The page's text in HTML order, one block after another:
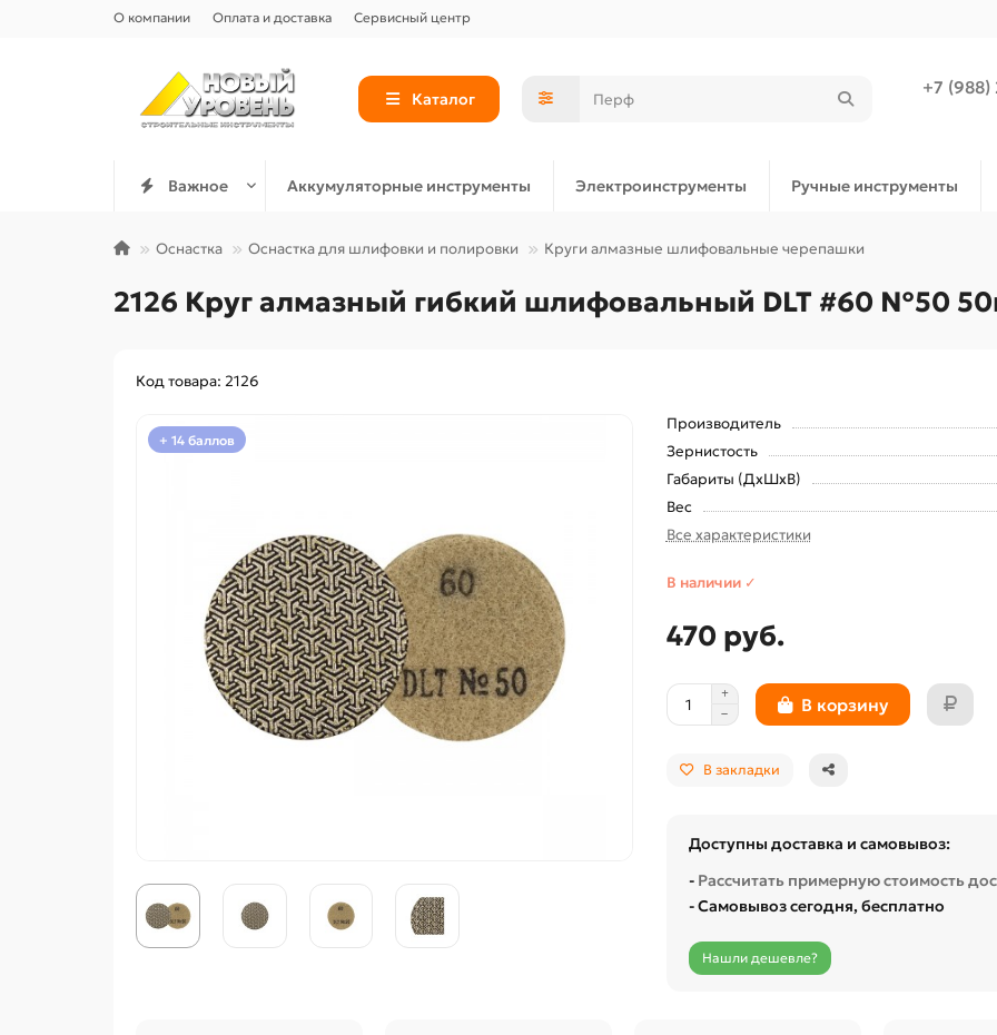
О компании Оплата и доставка Сервисный центр
Каталог
+7 (988)
Важное Аккумуляторные инструменты Электроинструменты Ручные инструменты
Оснастка Оснастка для шлифовки и полировки Круги алмазные шлифовальные черепашки
2126 Круг алмазный гибкий шлифовальный DLT #60 №50
Код товара: 2126
+ 14 баллов
Производитель
Зернистость
Габариты (ДхШхВ)
Вес
Все характеристики
В наличии ✓
470 руб.
В корзину
В закладки
Доступны доставка и самовывоз:
- Рассчитать примерную стоимость
- Самовывоз сегодня, бесплатно
Нашли дешевле?